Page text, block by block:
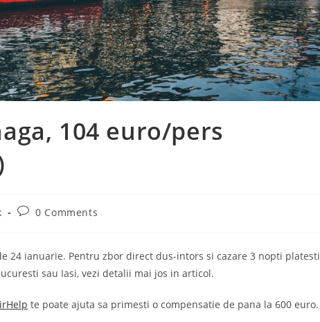
104 euro/pers
Post0 Comments
24 ianuarie. Pentru zbor direct dus-intors si cazare 3 nopti platesti
sau Iasi, vezi detalii mai jos in articol.
te poate ajuta sa primesti o compensatie de pana la 600 euro.